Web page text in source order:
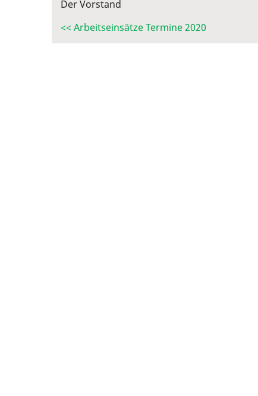
Der Vorstand
<< Arbeitseinsätze Termine 2020